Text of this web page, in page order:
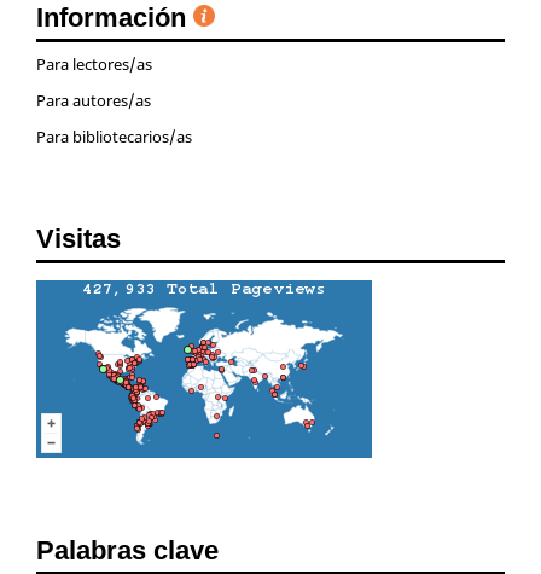
Información
Para lectores/as
Para autores/as
Para bibliotecarios/as
Visitas
Palabras clave